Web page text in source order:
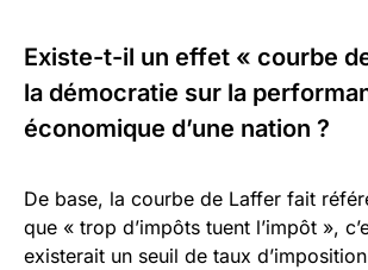
Existe-t-il un effet « courbe
la démocratie sur la
économique d’une nation ?
De base, la courbe de Laffer fait
que « trop d’impôts tuent l’impôt »,
existerait un seuil de taux